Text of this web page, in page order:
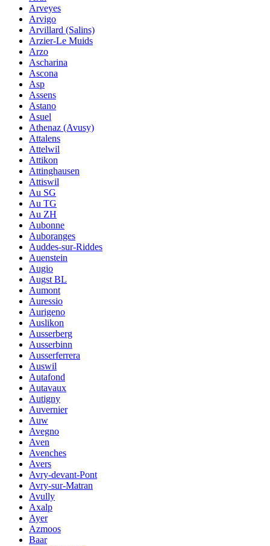
Arveyes
Arvigo
Arvillard (Salins)
Arzier-Le Muids
Arzo
Ascharina
Ascona
Asp
Assens
Astano
Asuel
Athenaz (Avusy)
Attalens
Attelwil
Attikon
Attinghausen
Attiswil
Au SG
Au TG
Au ZH
Aubonne
Auboranges
Auddes-sur-Riddes
Auenstein
Augio
Augst BL
Aumont
Auressio
Aurigeno
Auslikon
Ausserberg
Ausserbinn
Ausserferrera
Auswil
Autafond
Autavaux
Autigny
Auvernier
Auw
Avegno
Aven
Avenches
Avers
Avry-devant-Pont
Avry-sur-Matran
Avully
Axalp
Ayer
Azmoos
Baar